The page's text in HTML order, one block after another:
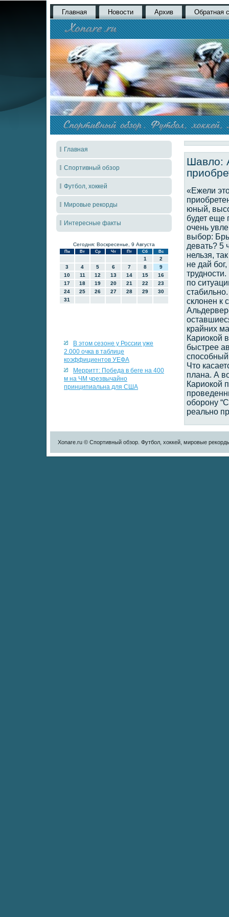
Главная Новости Архив Обратная
Главная
Спортивный обзор
Футбол, хоккей
Мировые рекорды
Интересные факты
Сегодня: Воскресенье, 9 Августа
Пн Вт Ср Чт Пт Сб Вс
1
2
3
4 5 6 7 8
9
10
11 12 13 14 15
16
17
18 19 20 21 22
23
24
25 26 27 28 29
30
31
В этом сезоне у России уже
2.000 очка в таблице
коэффициентов УЕФА
Мерритт: Победа в беге на 400
м на ЧМ чрезвычайно
принципиальна для США
Шавло:
«Ежели
юный,
будет еще
очень
выбор:
девать? 5
нельзя,
не дай
по
склонен к
крайних
Кариокой
быстрее
Что
плана. А
Кариокой
оборону
реально
Xonare.ru © Спортивный обзор. Футбол, хоккей, мировые